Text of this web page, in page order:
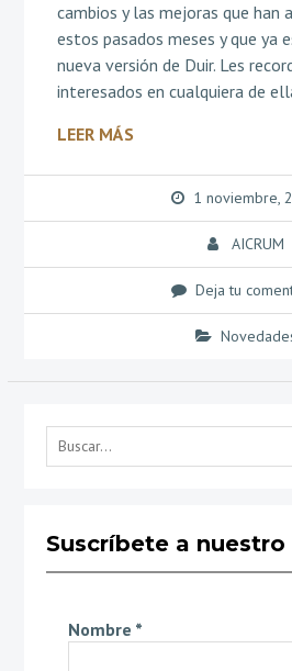
cambios y las mejoras que han
estos pasados meses y que ya
nueva versión de Duir. Les
interesados en cualquiera de
LEER MÁS
1 noviembre,
AICRUM
Deja tu
Suscríbete a
Nombre *